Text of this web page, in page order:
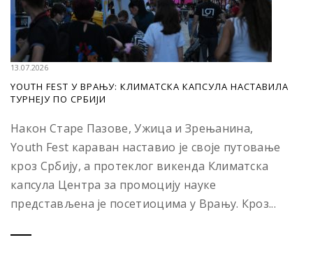
13.07.2026
YOUTH FEST У ВРАЊУ: КЛИМАТСКА КАПСУЛА НАСТАВИЛА
ТУРНЕЈУ ПО СРБИЈИ
Након Старе Пазове, Ужица и Зрењанина,
Youth Fest караван наставио је своје путовање
кроз Србију, а протеклог викенда Климатска
капсула Центра за промоцију науке
представљена је посетиоцима у Врању. Кроз...